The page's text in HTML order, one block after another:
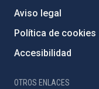
Aviso legal
Política de cookies
Accesibilidad
OTROS ENLACES